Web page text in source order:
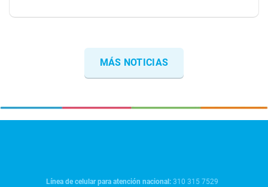
MÁS NOTICIAS
Línea de celular para atención nacional:310 315 7529